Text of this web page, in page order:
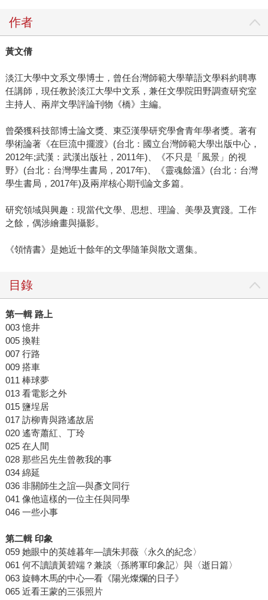
作者
黃文倩
淡江大學中文系文學博士，曾任台灣師範大學華語文學科約聘專
任講師，現任教於淡江大學中文系，兼任文學院田野調查研究室
主持人、兩岸文學評論刊物《橋》主編。
曾榮獲科技部博士論文獎、東亞漢學研究學會青年學者獎。著有
學術論著《在巨流中擺渡》(台北：國立台灣師範大學出版中心，
2012年;武漢：武漢出版社，2011年)、《不只是「風景」的視
野》(台北：台灣學生書局，2017年)、《靈魂餘溫》(台北：台灣
學生書局，2017年)及兩岸核心期刊論文多篇。
研究領域與興趣：現當代文學、思想、理論、美學及實踐。工作
之餘，偶涉繪畫與攝影。
《領情書》是她近十餘年的文學隨筆與散文選集。
目錄
第一輯 路上
003 憶井
005 換鞋
007 行路
009 搭車
011 棒球夢
013 看電影之外
015 鹽埕居
017 訪柳青與路遙故居
020 遙寄蕭紅、丁玲
025 在人間
028 那些呂先生曾教我的事
034 綿延
036 非關師生之誼―與彥文同行
041 像他這樣的一位主任與同學
046 一些小事
第二輯 印象
059 她眼中的英雄暮年―讀朱邦薇〈永久的紀念〉
061 何不讀讀黃碧端？兼談〈孫將軍印象記〉與〈逝日篇〉
063 旋轉木馬的中心―看《陽光燦爛的日子》
065 近看王蒙的三張照片